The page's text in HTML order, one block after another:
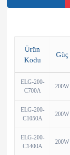
Ürün
Kodu
Güç
ELG-200-
C700A
200W
ELG-200-
C1050A
200W
ELG-200-
C1400A
200W